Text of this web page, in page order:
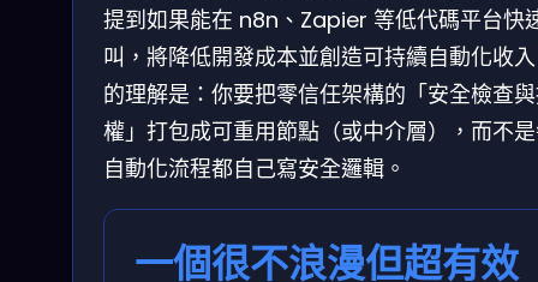
提到如果能在 n8n、Zapier 等低代碼平台快
叫，將降低開發成本並創造可持續自動化收
的理解是：你要把零信任架構的「安全檢查
權」打包成可重用節點（或中介層），而不
自動化流程都自己寫安全邏輯。
一個很不浪漫但超有效